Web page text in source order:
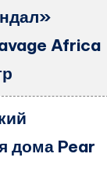
Africa
дома Pear